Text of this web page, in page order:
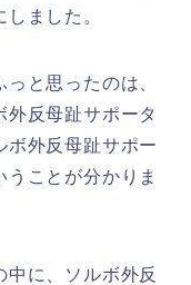
ました。
と思ったのは、
反母趾サポータ
ボ外反母趾サポー
ことが分かりま
に、ソルボ外反